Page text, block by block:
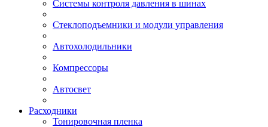
Системы контроля давления в шинах
Стеклоподъемники и модули управления
Автохолодильники
Компрессоры
Автосвет
Расходники
Тонировочная пленка